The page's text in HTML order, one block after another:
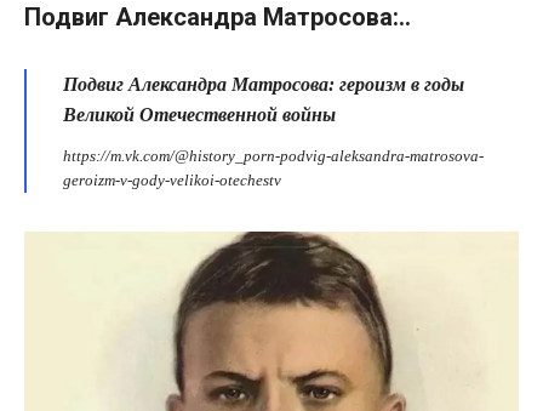
Подвиг Александра Матросова:..
Подвиг Александра Матросова: героизм в годы
Великой Отечественной войны
https://m.vk.com/@history_porn-podvig-aleksandra-matrosova-
geroizm-v-gody-velikoi-otechestv